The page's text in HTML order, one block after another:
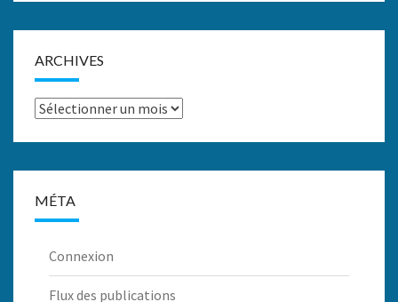
ARCHIVES
Archives
MÉTA
Connexion
Flux des publications